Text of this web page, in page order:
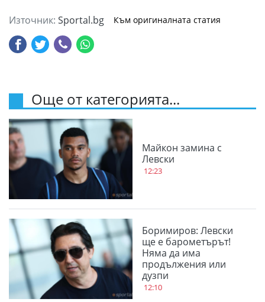
Източник: Sportal.bg Към оригиналната статия
Още от категорията...
Майкон замина с
Левски
12:23
Боримиров: Левски
ще е барометърът!
Няма да има
продължения или
дузпи
12:10